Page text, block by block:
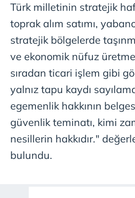
Türk milletinin stratejik
toprak alım satımı,
stratejik bölgelerde
ve ekonomik nüfuz
sıradan ticari işlem gibi
yalnız tapu kaydı
egemenlik hakkının
güvenlik teminatı, kimi
nesillerin hakkıdır."
bulundu.